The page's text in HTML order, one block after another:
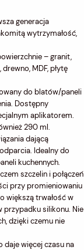
generacja
wytrzymałość,
– granit,
MDF, płytę
do blatów/paneli
Dostępny
aplikatorem.
290 ml.
dającą
Idealny do
kuchennych.
szczelin i połączeń
przy promieniowaniu
większą trwałość w
przypadku silikonu. Nie
dzięki czemu nie
daje więcej czasu na